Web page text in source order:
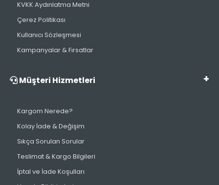
KVKK Aydınlatma Metni
Çerez Politikası
Kullanıcı Sözleşmesi
Kampanyalar & Fırsatlar
Müşteri Hizmetleri
Kargom Nerede?
Kolay İade & Değişim
Sıkça Sorulan Sorular
Teslimat & Kargo Bilgileri
İptal ve İade Koşulları